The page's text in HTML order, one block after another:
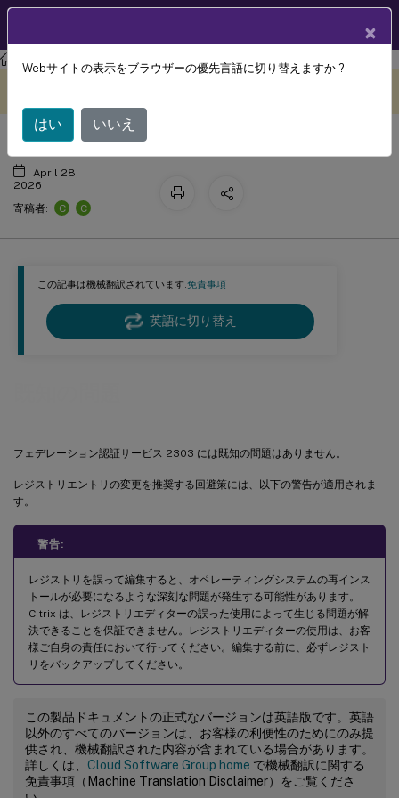
フェデレーション認証サービス フェデレーション認証サービス
この記事は機械翻訳されています.免責事項
英語に切り替え
フェデレーション認証サービス 2303 には既知の問題はありません。
レジストリエントリの変更を推奨する回避策には、以下の警告が適用されま
す。
警告:
レジストリを誤って編集すると、オペレーティングシステムの再インス
トールが必要になるような深刻な問題が発生する可能性があります。
Citrix は、レジストリエディターの誤った使用によって生じる問題が解
決できることを保証できません。レジストリエディターの使用は、お客
様ご自身の責任において行ってください。編集する前に、必ずレジスト
リをバックアップしてください。
この製品ドキュメントの正式なバージョンは英語版です。英語
以外のすべてのバージョンは、お客様の利便性のためにのみ提
供され、機械翻訳された内容が含まれている場合があります。
詳しくは、 Cloud Software Group home で機械翻訳に関する
免責事項（Machine Translation Disclaimer）をご覧くださ
既知の問題
April 28,
2026
寄稿者:
C C
×
Webサイトの表示をブラウザーの優先言語に切り替えますか ?
はい いいえ